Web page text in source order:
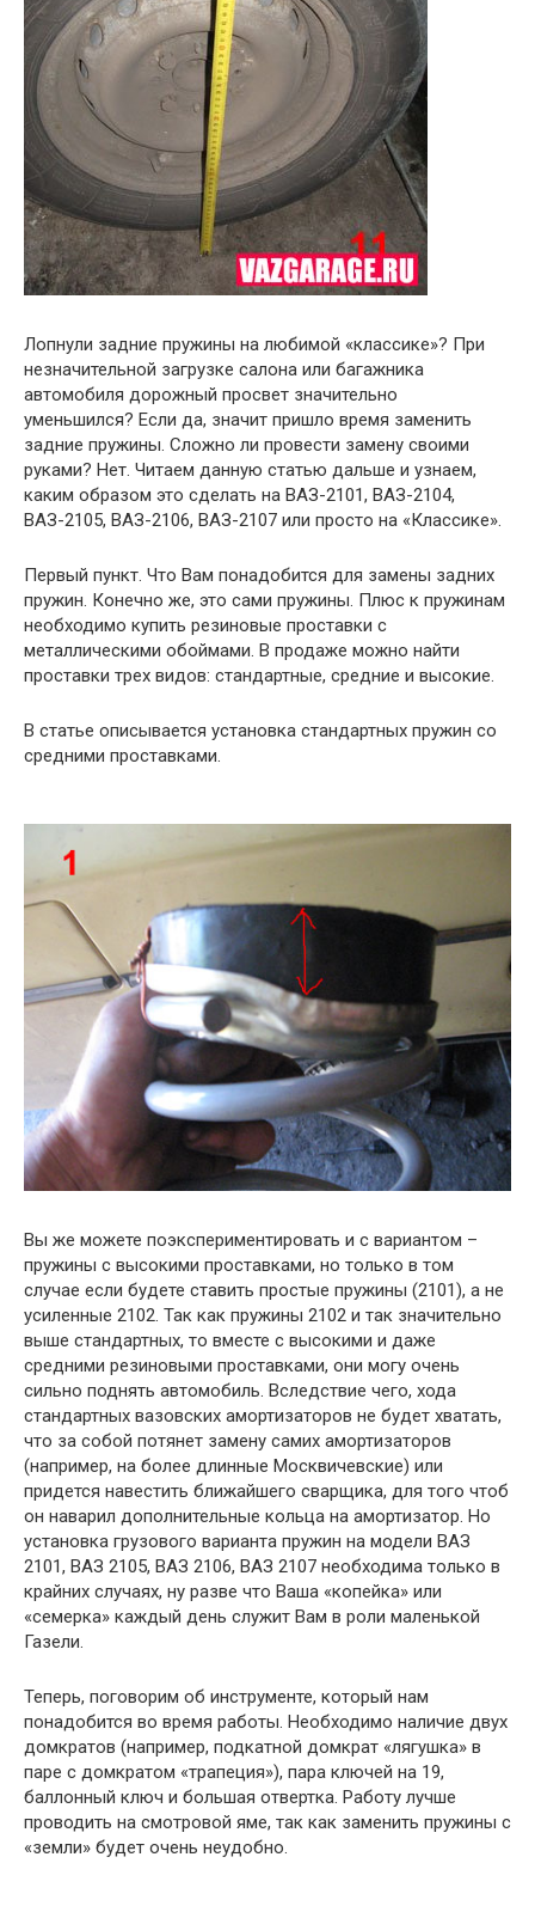
Лопнули задние пружины на любимой «классике»? При
незначительной загрузке салона или багажника
автомобиля дорожный просвет значительно
уменьшился? Если да, значит пришло время заменить
задние пружины. Сложно ли провести замену своими
руками? Нет. Читаем данную статью дальше и узнаем,
каким образом это сделать на ВАЗ-2101, ВАЗ-2104,
ВАЗ-2105, ВАЗ-2106, ВАЗ-2107 или просто на «Классике».
Первый пункт. Что Вам понадобится для замены задних
пружин. Конечно же, это сами пружины. Плюс к пружинам
необходимо купить резиновые проставки с
металлическими обоймами. В продаже можно найти
проставки трех видов: стандартные, средние и высокие.
В статье описывается установка стандартных пружин со
средними проставками.
Вы же можете поэкспериментировать и с вариантом –
пружины с высокими проставками, но только в том
случае если будете ставить простые пружины (2101), а не
усиленные 2102. Так как пружины 2102 и так значительно
выше стандартных, то вместе с высокими и даже
средними резиновыми проставками, они могу очень
сильно поднять автомобиль. Вследствие чего, хода
стандартных вазовских амортизаторов не будет хватать,
что за собой потянет замену самих амортизаторов
(например, на более длинные Москвичевские) или
придется навестить ближайшего сварщика, для того чтоб
он наварил дополнительные кольца на амортизатор. Но
установка грузового варианта пружин на модели ВАЗ
2101, ВАЗ 2105, ВАЗ 2106, ВАЗ 2107 необходима только в
крайних случаях, ну разве что Ваша «копейка» или
«семерка» каждый день служит Вам в роли маленькой
Газели.
Теперь, поговорим об инструменте, который нам
понадобится во время работы. Необходимо наличие двух
домкратов (например, подкатной домкрат «лягушка» в
паре с домкратом «трапеция»), пара ключей на 19,
баллонный ключ и большая отвертка. Работу лучше
проводить на смотровой яме, так как заменить пружины с
«земли» будет очень неудобно.